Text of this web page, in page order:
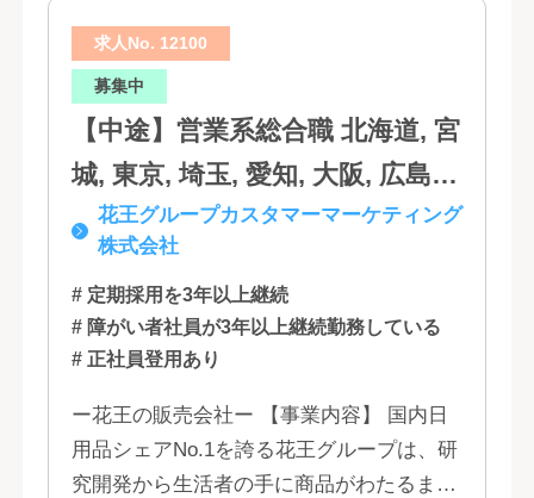
分, 宮崎, 佐賀, 沖縄
求人No. 12100
募集中
【中途】営業系総合職 北海道, 宮
城, 東京, 埼玉, 愛知, 大阪, 広島,
福岡花王グループカスタマーマーケティング
株式会社
# 定期採用を3年以上継続
# 障がい者社員が3年以上継続勤務している
# 正社員登用あり
ー花王の販売会社ー 【事業内容】 国内日
用品シェアNo.1を誇る花王グループは、研
究開発から生活者の手に商品がわたるまで